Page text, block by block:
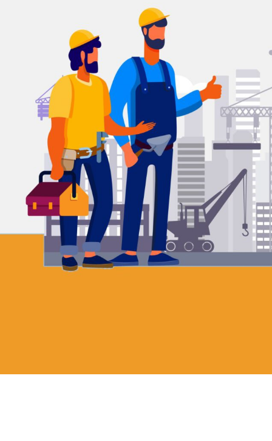
OFFERTE AANVRAGEN
Kostenloos en
vrijblijvend
Mega ISO streeft naar transparantie. Wij
bieden u een vaste prijs zonder
bijkomende kosten. Nadat wij uw
aanvraag hebben ontvangen, maken wij
binnen 24 uur een afspraak met u. Hierna
stellen wij vrijblijvend een offerte op.
OFFERTE AANVRAGEN